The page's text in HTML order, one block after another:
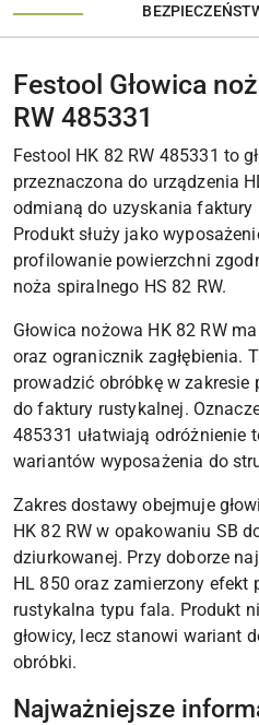
Festool Głowica
RW 485331
Festool HK 82 RW 485331 to
przeznaczona do urządzenia
odmianą do uzyskania
Produkt służy jako
profilowanie powierzchni
noża spiralnego HS 82 RW.
Głowica nożowa HK 82 RW
oraz ogranicznik zagłębienia.
prowadzić obróbkę w
do faktury rustykalnej.
485331 ułatwiają odróżnienie
wariantów wyposażenia do
Zakres dostawy obejmuje
HK 82 RW w opakowaniu SB
dziurkowanej. Przy doborze
HL 850 oraz zamierzony efekt
rustykalna typu fala. Produkt
głowicy, lecz stanowi wariant
obróbki.
Najważniejsze